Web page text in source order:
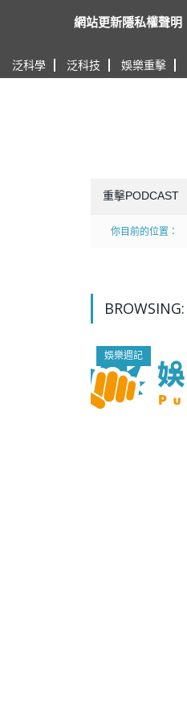
泛科學 泛科技 娛樂重擊
重擊PODCAST
你目前的位置：
BROWSING:
娛樂週記
網站更新隱私權聲明